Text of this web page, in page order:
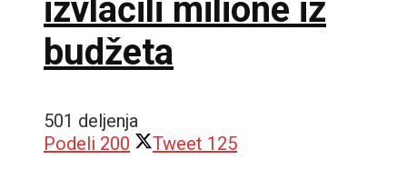
izvlačili milione iz
budžeta
501 deljenja
Podeli 200 Tweet 125